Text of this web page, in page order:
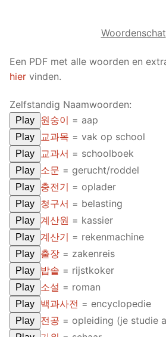
Lesson list
Woordenschat
Een PDF met alle woorden en
hier vinden.
Zelfstandig Naamwoorden:
Play 원숭이 = aap
Play 교과목 = vak op school
Play 교과서 = schoolboek
Play 소문 = gerucht/roddel
Play 충전기 = oplader
Play 청구서 = belasting
Play 계산원 = kassier
Play 계산기 = rekenmachine
Play 출장 = zakenreis
Play 밥솥 = rijstkoker
Play 소설 = roman
Play 백과사전 = encyclopedie
Play 전공 = opleiding (je studie